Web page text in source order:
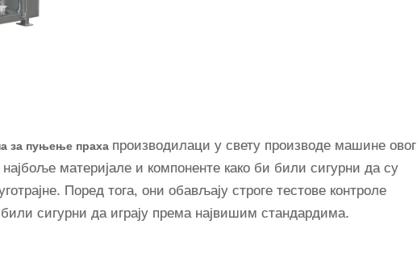
за пуњење праха производилаци у свету производе машине овог
материјале и компоненте како би били сигурни да су
Поред тога, они обављају строге тестове контроле
сигурни да играју према највишим стандардима.